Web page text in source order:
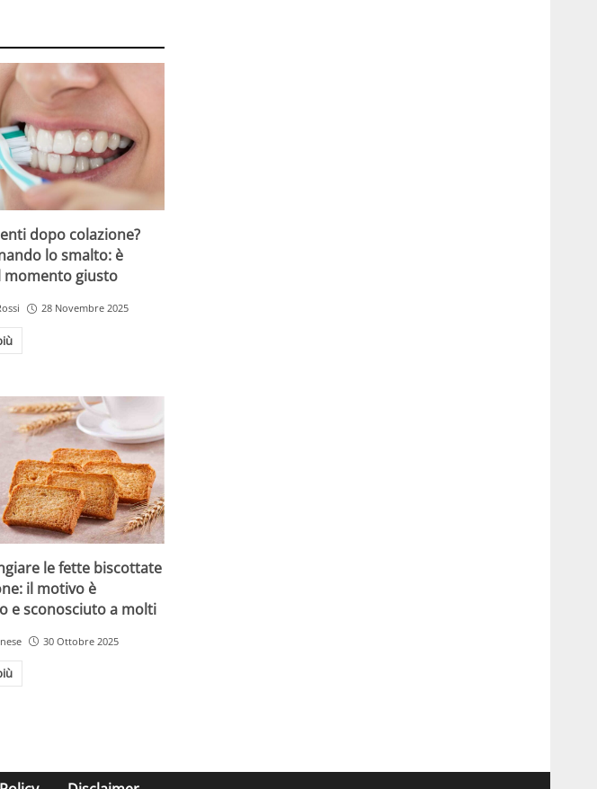
dopo colazione?
lo smalto: è
momento giusto
28 Novembre 2025
le fette biscottate
il motivo è
e sconosciuto a molti
30 Ottobre 2025